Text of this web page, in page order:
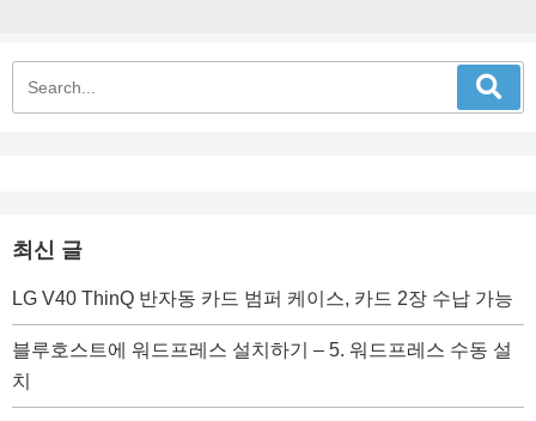
최신 글
LG V40 ThinQ 반자동 카드 범퍼 케이스, 카드 2장 수납 가능
블루호스트에 워드프레스 설치하기 – 5. 워드프레스 수동 설
치